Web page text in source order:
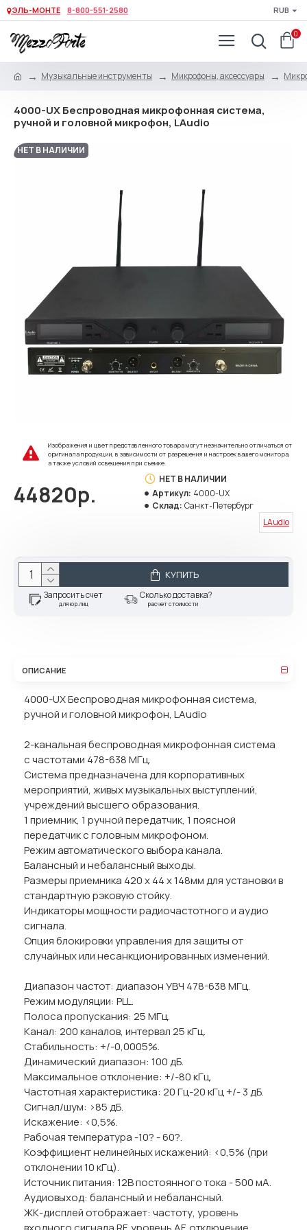
ЭЛЬ-МОНТЕ 8-800-551-2580 RUB
0
Музыкальные инструменты Микрофоны, аксессуары
4000-UX Беспроводная микрофонная система,
ручной и головной микрофон, LAudio
НЕТ В НАЛИЧИИ
Изображения и цвет представленного товара могут незначительно отличаться от
оригинала продукции, в зависимости от разрешения и настроек вашего монитора,
а также условий освещения при съемке.
44820р.
НЕТ В НАЛИЧИИ
Артикул: 4000-UX
Склад: Санкт-Петербург
LAudio
КУПИТЬ
Запросить счет
для юр.лиц
Сколько доставка?
расчет стоимости
ОПИСАНИЕ
4000-UX Беспроводная микрофонная система,
ручной и головной микрофон, LAudio
2-канальная беспроводная микрофонная система
с частотами 478-638 МГц.
Система предназначена для корпоративных
мероприятий, живых музыкальных выступлений,
учреждений высшего образования.
1 приемник, 1 ручной передатчик, 1 поясной
передатчик с головным микрофоном.
Режим автоматического выбора канала.
Балансный и небалансный выходы.
Размеры приемника 420 х 44 х 148мм для установки в
стандартную рэковую стойку.
Индикаторы мощности радиочастотного и аудио
сигнала.
Опция блокировки управления для защиты от
случайных или несанкционированных изменений.
Диапазон частот: диапазон УВЧ 478-638 МГц.
Режим модуляции: PLL.
Полоса пропускания: 25 МГц.
Канал: 200 каналов, интервал 25 кГц.
Стабильность: +/-0,0005%.
Динамический диапазон: 100 дБ.
Максимальное отклонение: +/-80 кГц.
Частотная характеристика: 20 Гц-20 кГц +/- 3 дБ.
Сигнал/шум: >85 дБ.
Искажение: <0,5%.
Рабочая температура -10? - 60?.
Коэффициент нелинейных искажений: <0,5% (при
отклонении 10 кГц).
Источник питания: 12В постоянного тока - 500 мА.
Аудиовыход: балансный и небалансный.
ЖК-дисплей отображает: частоту, уровень